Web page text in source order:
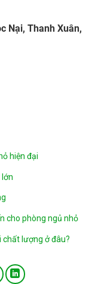
Nại, Thanh Xuân,
hiện đại
lớn
cho phòng ngủ nhỏ
lượng ở đâu?